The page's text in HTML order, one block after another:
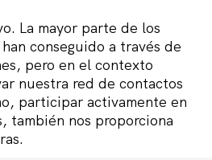
La mayor parte de los
conseguido a través de
pero en el contexto
nuestra red de contactos
participar activamente en
también nos proporciona